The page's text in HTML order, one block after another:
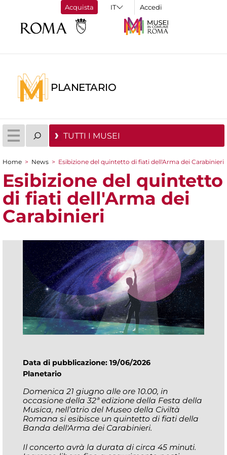
Acquista Accedi
PLANETARIO
TUTTI I MUSEI
Tu sei qui
Home > News > Esibizione del quintetto di fiati dell'Arma dei Carabinieri
Esibizione del quintetto
di fiati dell'Arma dei
Carabinieri
Data di pubblicazione: 19/06/2026
Planetario
Domenica 21 giugno alle ore 10.00, in
occasione della 32ª edizione della Festa della
Musica, nell’atrio del Museo della Civiltà
Romana si esibisce un quintetto di fiati della
Banda dell'Arma dei Carabinieri.
Il concerto avrà la durata di circa 45 minuti.